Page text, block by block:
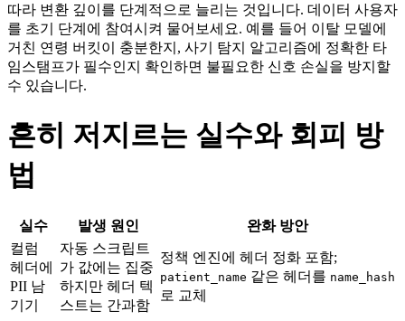
따라 변환 깊이를 단계적으로 늘리는 것입니다. 데이터 사용자
를 초기 단계에 참여시켜 물어보세요. 예를 들어 이탈 모델에
거친 연령 버킷이 충분한지, 사기 탐지 알고리즘에 정확한 타
임스탬프가 필수인지 확인하면 불필요한 신호 손실을 방지할
수 있습니다.
흔히 저지르는 실수와 회피 방
법
실수 발생 원인
완화 방안
컬럼
헤더에
PII 남
기기
자동 스크립트
가 값에는 집중
하지만 헤더 텍
스트는 간과함
정책 엔진에 헤더 정화 포함;
patient_name 같은 헤더를 name_hash
로 교체